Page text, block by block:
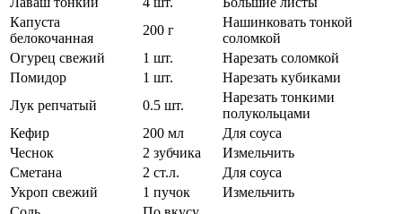
Капуста
белокочанная
200 г
Нашинковать тонкой
соломкой
Огурец свежий
1 шт.
Нарезать соломкой
Помидор
1 шт.
Нарезать кубиками
Лук репчатый
0.5 шт.
Нарезать тонкими
полукольцами
Кефир
200 мл
Для соуса
Чеснок
2 зубчика
Измельчить
Сметана
2 ст.л.
Для соуса
Укроп свежий
1 пучок
Измельчить